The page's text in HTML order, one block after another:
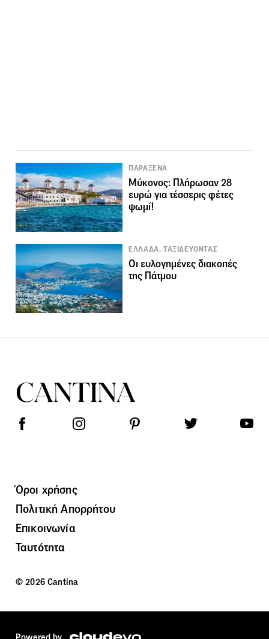
ΠΑΡΑΞΕΝΑ
Μύκονος: Πλήρωσαν 28
ευρώ για τέσσερις φέτες
ψωμί!
ΕΛΛΑΔΑ, ΤΑΞΙΔΕΥΟΝΤΑΣ
Οι ευλογημένες διακοπές
της Πάτμου
Όροι χρήσης
Πολιτική Απορρήτου
Επικοινωνία
Ταυτότητα
© 2026 Cantina